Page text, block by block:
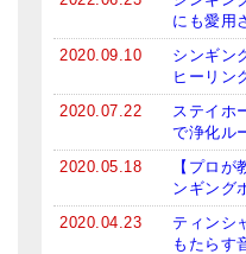
ロゴステッカー・ポストカ
亡命チベット人尼僧のお守
チベット・マントラ・ヒー
シンギングボウル講座
にも愛用
2020.09.10
シンギン
ヒーリン
2020.07.22
ステイホ
で浄化ル
2020.05.18
【プロ
ンギング
2020.04.23
ティンシ
もたらす